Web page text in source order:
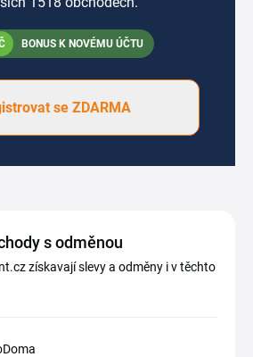
BONUS K NOVÉMU ÚČTU
se ZDARMA
s odměnou
získavají slevy a odměny i v těchto